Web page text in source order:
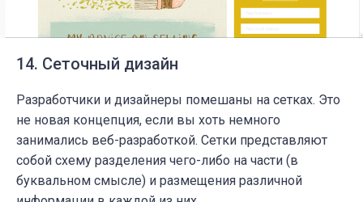
14. Сеточный дизайн
Разработчики и дизайнеры помешаны на сетках. Это
не новая концепция, если вы хоть немного
занимались веб-разработкой. Сетки представляют
собой схему разделения чего-либо на части (в
буквальном смысле) и размещения различной